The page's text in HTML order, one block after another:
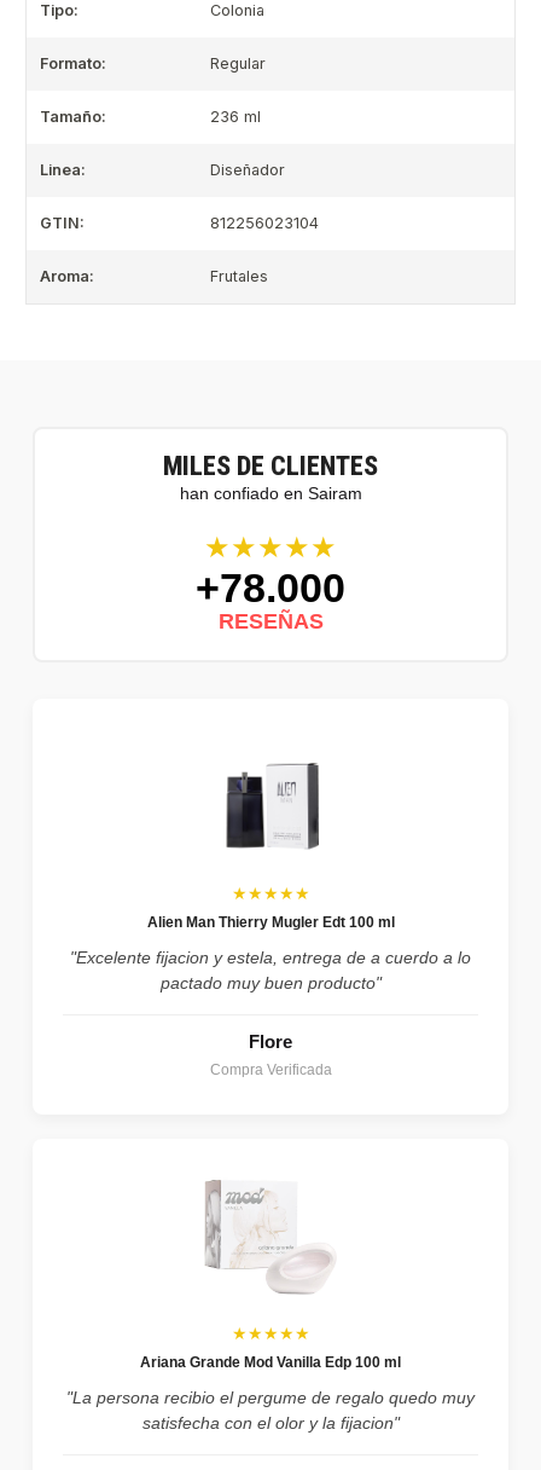
Tipo: Colonia
Formato: Regular
Tamaño: 236 ml
Linea: Diseñador
GTIN: 812256023104
Aroma: Frutales
MILES DE CLIENTES
han confiado en Sairam
★★★★★
+78.000
RESEÑAS
★★★★★
Alien Man Thierry Mugler Edt 100 ml
"Excelente fijacion y estela, entrega de a cuerdo a lo
pactado muy buen producto"
Flore
Compra Verificada
★★★★★
Ariana Grande Mod Vanilla Edp 100 ml
"La persona recibio el pergume de regalo quedo muy
satisfecha con el olor y la fijacion"